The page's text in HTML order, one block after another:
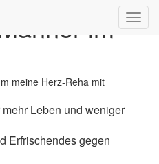
im
Leben und weniger
Erfrischendes gegen